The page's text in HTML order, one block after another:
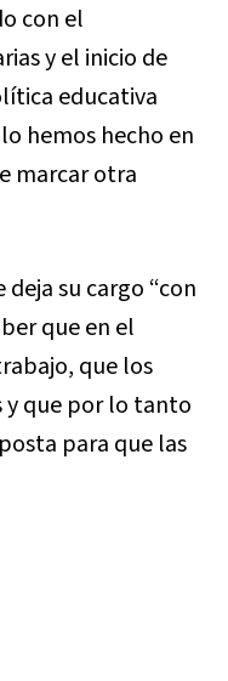
con el
y el inicio de
educativa
hemos hecho en
marcar otra
su cargo “con
que en el
que los
y que por lo tanto
para que las